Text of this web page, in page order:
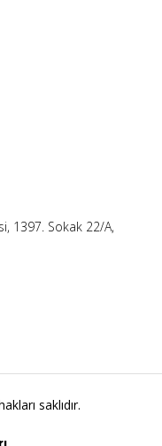
1397. Sokak 22/A,
saklıdır.